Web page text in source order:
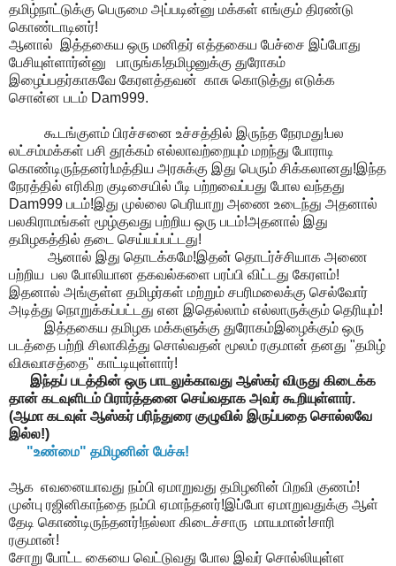
தமிழ்நாட்டுக்கு பெருமை அப்படின்னு மக்கள் எங்கும் திரண்டு
கொண்டாடினர்!
ஆனால் இத்தகைய ஒரு மனிதர் எத்தகைய பேச்சை இப்போது
பேசியுள்ளார்ன்னு பாருங்க!தமிழனுக்கு துரோகம்
இழைப்பதர்காகவே கேரளத்தவன் காசு கொடுத்து எடுக்க
சொன்ன படம் Dam999.
கூடங்குளம் பிரச்சனை உச்சத்தில் இருந்த நேரமது!பல
லட்சம்மக்கள் பசி தூக்கம் எல்லாவற்றையும் மறந்து போராடி
கொண்டிருந்தனர்!மத்திய அரசுக்கு இது பெரும் சிக்கலானது!இந்த
நேரத்தில் எரிகிற குடிசையில் பீடி பற்றவைப்பது போல வந்தது
Dam999 படம்!இது முல்லை பெரியாறு அணை உடைந்து அதனால்
பலகிராமங்கள் மூழ்குவது பற்றிய ஒரு படம்!அதனால் இது
தமிழகத்தில் தடை செய்யப்பட்டது!
ஆனால் இது தொடக்கமே!இதன் தொடர்ச்சியாக அணை
பற்றிய பல போலியான தகவல்களை பரப்பி விட்டது கேரளம்!
இதனால் அங்குள்ள தமிழர்கள் மற்றும் சபரிமலைக்கு செல்வோர்
அடித்து நொறுக்கப்பட்டது என இதெல்லாம் எல்லாருக்கும் தெரியும்!
இத்தகைய தமிழக மக்களுக்கு துரோகம்இழைக்கும் ஒரு
படத்தை பற்றி சிலாகித்து சொல்வதன் மூலம் ரகுமான் தனது "தமிழ்
விசுவாசத்தை" காட்டியுள்ளார்!
இந்தப் படத்தின் ஒரு பாடலுக்காவது ஆஸ்கர் விருது கிடைக்க
தான் கடவுளிடம் பிரார்த்தனை செய்வதாக அவர் கூறியுள்ளார்.
(ஆமா கடவுள் ஆஸ்கர் பரிந்துரை குழுவில் இருப்பதை சொல்லவே
இல்ல!)
"உண்மை" தமிழனின் பேச்சு!
ஆக எவனையாவது நம்பி ஏமாறுவது தமிழனின் பிறவி குணம்!
முன்பு ரஜினிகாந்தை நம்பி ஏமாந்தனர்!இப்போ ஏமாறுவதுக்கு ஆள்
தேடி கொண்டிருந்தனர்!நல்லா கிடைச்சாரு மாயமான்!சாரி
ரகுமான்!
சோறு போட்ட கையை வெட்டுவது போல இவர் சொல்லியுள்ள